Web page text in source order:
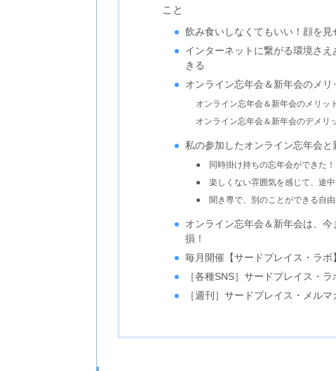
こと
飲み食いしなくてもいい！顔を見
インターネットに繋がる環境さ
きる
オンライン忘年会＆新年会のメ
オンライン忘年会＆新年会のメリッ
オンライン忘年会＆新年会のデメリ
私の参加したオンライン忘年会と
● 同時掛け持ちの忘年会ができた！
● 楽しくない雰囲気を感じて、途中
● 聞き専で、別のことができる自
オンライン忘年会＆新年会は、
損！
毎月開催【サードプレイス・ラボ
［各種SNS］サードプレイス・ラ
［週刊］サードプレイス・メルマ